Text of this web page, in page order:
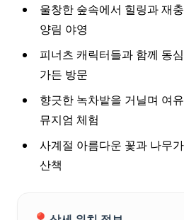
울창한 숲속에서 힐링과 재
양림 야영
피너츠 캐릭터들과 함께 동
가든 방문
향긋한 녹차밭을 거닐며 여
뮤지엄 체험
사계절 아름다운 꽃과 나무
산책